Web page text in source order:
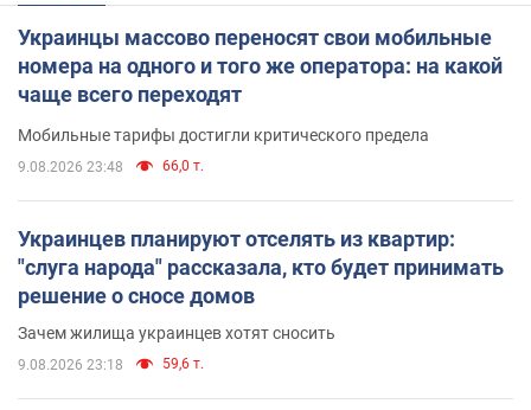
Украинцы массово переносят свои мобильные
номера на одного и того же оператора: на какой
чаще всего переходят
Мобильные тарифы достигли критического предела
9.08.2026 23:48 66,0 т.
Украинцев планируют отселять из квартир:
"слуга народа" рассказала, кто будет принимать
решение о сносе домов
Зачем жилища украинцев хотят сносить
9.08.2026 23:18 59,6 т.